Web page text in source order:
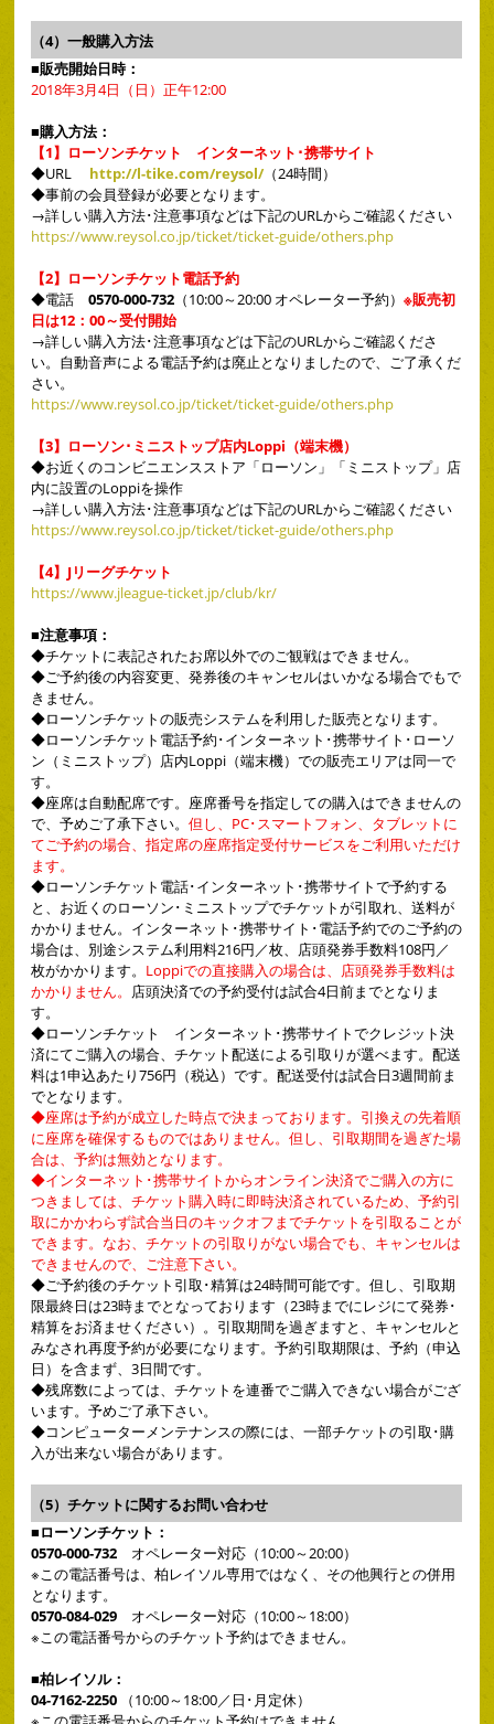
（4）一般購入方法
■販売開始日時：
2018年3月4日（日）正午12:00
■購入方法：
【1】ローソンチケット インターネット･携帯サイト
◆URL http://l-tike.com/reysol/（24時間）
◆事前の会員登録が必要となります。
→詳しい購入方法･注意事項などは下記のURLからご確認ください
https://www.reysol.co.jp/ticket/ticket-guide/others.php
【2】ローソンチケット電話予約
◆電話0570-000-732 （10:00～20:00 オペレーター予約）※販売初
日は12：00～受付開始
→詳しい購入方法･注意事項などは下記のURLからご確認くださ
い。自動音声による電話予約は廃止となりましたので、ご了承くだ
さい。
https://www.reysol.co.jp/ticket/ticket-guide/others.php
【3】ローソン･ミニストップ店内Loppi（端末機）
◆お近くのコンビニエンスストア「ローソン」「ミニストップ」店
内に設置のLoppiを操作
→詳しい購入方法･注意事項などは下記のURLからご確認ください
https://www.reysol.co.jp/ticket/ticket-guide/others.php
【4】Jリーグチケット
https://www.jleague-ticket.jp/club/kr/
■注意事項：
◆チケットに表記されたお席以外でのご観戦はできません。
◆ご予約後の内容変更、発券後のキャンセルはいかなる場合でもで
きません。
◆ローソンチケットの販売システムを利用した販売となります。
◆ローソンチケット電話予約･インターネット･携帯サイト･ローソ
ン（ミニストップ）店内Loppi（端末機）での販売エリアは同一で
す。
◆座席は自動配席です。座席番号を指定しての購入はできませんの
で、予めご了承下さい。但し、PC･スマートフォン、タブレットに
てご予約の場合、指定席の座席指定受付サービスをご利用いただけ
ます。
◆ローソンチケット電話･インターネット･携帯サイトで予約する
と、お近くのローソン･ミニストップでチケットが引取れ、送料が
かかりません。インターネット･携帯サイト･電話予約でのご予約の
場合は、別途システム利用料216円／枚、店頭発券手数料108円／
枚がかかります。 Loppiでの直接購入の場合は、店頭発券手数料は
かかりません。 店頭決済での予約受付は試合4日前までとなりま
す。
◆ローソンチケット インターネット･携帯サイトでクレジット決
済にてご購入の場合、チケット配送による引取りが選べます。配送
料は1申込あたり756円（税込）です。配送受付は試合日3週間前ま
でとなります。
◆座席は予約が成立した時点で決まっております。引換えの先着順
に座席を確保するものではありません。但し、引取期間を過ぎた場
合は、予約は無効となります。
◆インターネット･携帯サイトからオンライン決済でご購入の方に
つきましては、チケット購入時に即時決済されているため、予約引
取にかかわらず試合当日のキックオフまでチケットを引取ることが
できます。なお、チケットの引取りがない場合でも、キャンセルは
できませんので、ご注意下さい。
◆ご予約後のチケット引取･精算は24時間可能です。但し、引取期
限最終日は23時までとなっております（23時までにレジにて発券･
精算をお済ませください）。引取期間を過ぎますと、キャンセルと
みなされ再度予約が必要になります。予約引取期限は、予約（申込
日）を含まず、3日間です。
◆残席数によっては、チケットを連番でご購入できない場合がござ
います。予めご了承下さい。
◆コンピューターメンテナンスの際には、一部チケットの引取･購
入が出来ない場合があります。
（5）チケットに関するお問い合わせ
■ローソンチケット：
0570-000-732 オペレーター対応（10:00～20:00）
※この電話番号は、柏レイソル専用ではなく、その他興行との併用
となります。
0570-084-029 オペレーター対応（10:00～18:00）
※この電話番号からのチケット予約はできません。
■柏レイソル：
04-7162-2250 （10:00～18:00／日･月定休）